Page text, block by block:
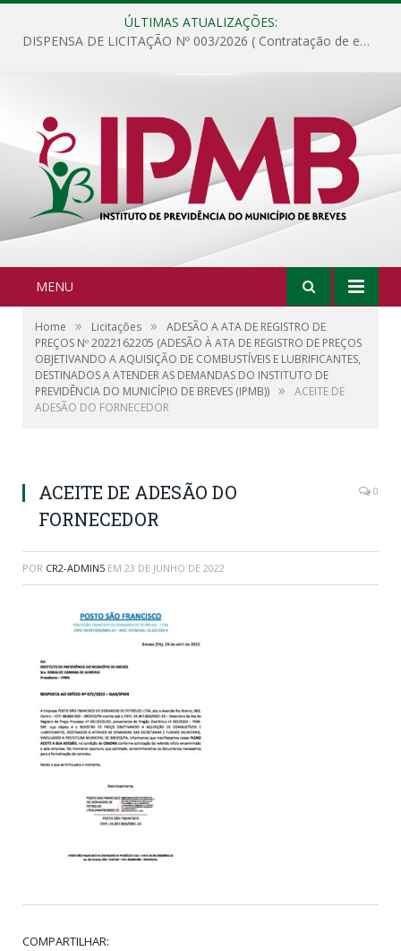
ÚLTIMAS ATUALIZAÇÕES:
DISPENSA DE LICITAÇÃO Nº 003/2026 ( Contratação de empresa para fornecimento de gêneros alimentícios não perecíveis, materiais de expediente, descartáveis, copa e cozinha, para análise e posterior publicação.)
MENU
Home » Licitações »
ADESÃO A ATA DE REGISTRO DE
PREÇOS Nº 2022162205 (ADESÃO À ATA DE REGISTRO DE PREÇOS
OBJETIVANDO A AQUISIÇÃO DE COMBUSTÍVEIS E LUBRIFICANTES,
DESTINADOS A ATENDER AS DEMANDAS DO INSTITUTO DE
PREVIDÊNCIA DO MUNICÍPIO DE BREVES (IPMB)) »
ACEITE DE
ADESÃO DO FORNECEDOR
ACEITE DE ADESÃO DO
FORNECEDOR
0
POR CR2-ADMIN5 EM 23 DE JUNHO DE 2022
COMPARTILHAR: